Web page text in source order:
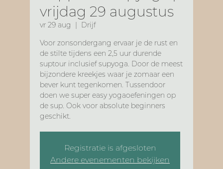
vrijdag 29 augustus
vr 29 aug
  |
Drijf
Voor zonsondergang ervaar je de rust en
de stilte tijdens een 2,5 uur durende
suptour inclusief supyoga. Door de meest
bijzondere kreekjes waar je zomaar een
bever kunt tegenkomen. Tussendoor
doen we super easy yogaoefeningen op
de sup. Ook voor absolute beginners
geschikt.
Registratie is afgesloten
Andere evenementen bekijken